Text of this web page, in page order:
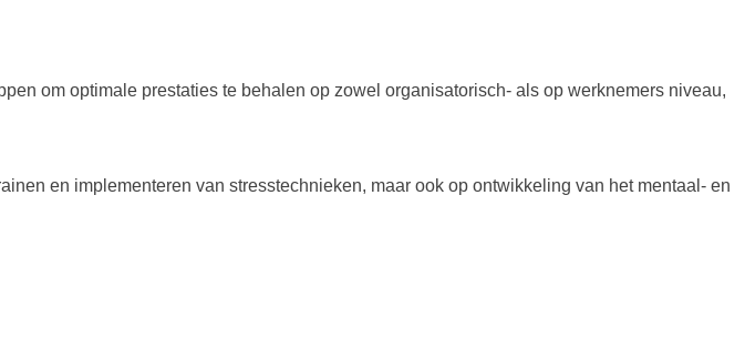
om optimale prestaties te behalen op zowel organisatorisch- als op werknemers niveau,
en implementeren van stresstechnieken, maar ook op ontwikkeling van het mentaal- en